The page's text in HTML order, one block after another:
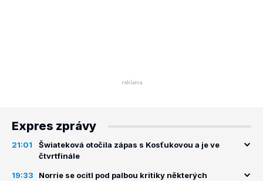
Expres zprávy
21:01
Šwiateková otočila zápas s Kosťukovou a je ve
čtvrtfinále
19:33
Norrie se ocitl pod palbou kritiky některých